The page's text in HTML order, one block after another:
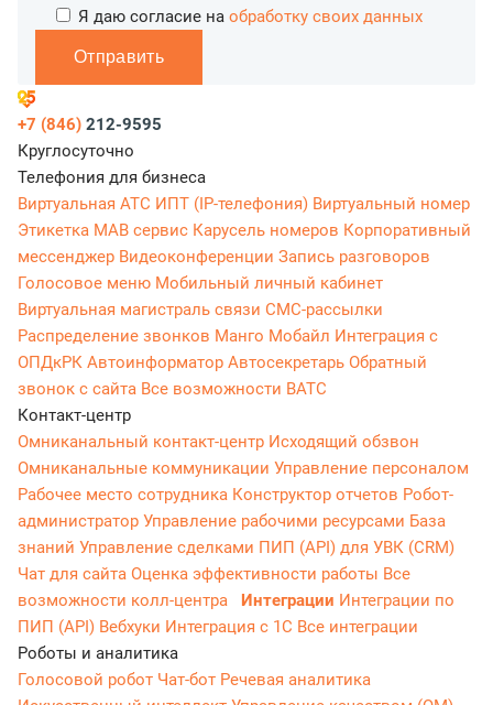
Я даю согласие на обработку своих данных
Отправить
+7 (846) 212-9595
Круглосуточно
Телефония для бизнеса
Виртуальная АТС ИПТ (IP-телефония) Виртуальный номер
Этикетка МАВ сервис Карусель номеров Корпоративный
мессенджер Видеоконференции Запись разговоров
Голосовое меню Мобильный личный кабинет
Виртуальная магистраль связи СМС-рассылки
Распределение звонков Манго Мобайл Интеграция с
ОПДкРК Автоинформатор Автосекретарь Обратный
звонок с сайта Все возможности ВАТС
Контакт-центр
Омниканальный контакт-центр Исходящий обзвон
Омниканальные коммуникации Управление персоналом
Рабочее место сотрудника Конструктор отчетов Робот-
администратор Управление рабочими ресурсами База
знаний Управление сделками ПИП (API) для УВК (CRM)
Чат для сайта Оценка эффективности работы Все
возможности колл-центра
Интеграции Интеграции по
ПИП (API) Вебхуки Интеграция с 1С Все интеграции
Роботы и аналитика
Голосовой робот Чат-бот Речевая аналитика